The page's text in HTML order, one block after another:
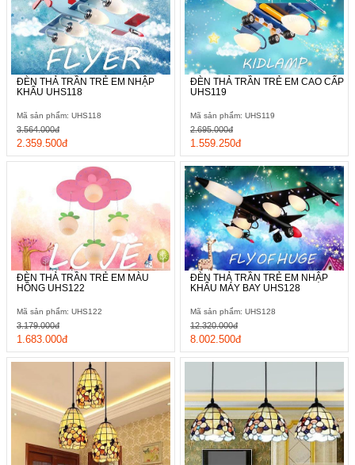
ĐÈN THẢ TRẦN TRẺ EM NHẬP
KHẨU UHS118
Mã sản phẩm: UHS118
2.359.500đ
3.564.000đ
ĐÈN THẢ TRẦN TRẺ EM CAO CẤP
UHS119
Mã sản phẩm: UHS119
1.559.250đ
2.695.000đ
ĐÈN THẢ TRẦN TRẺ EM MÀU
HỒNG UHS122
Mã sản phẩm: UHS122
1.683.000đ
3.179.000đ
ĐÈN THẢ TRẦN TRẺ EM NHẬP
KHẨU MÁY BAY UHS128
Mã sản phẩm: UHS128
8.002.500đ
12.320.000đ